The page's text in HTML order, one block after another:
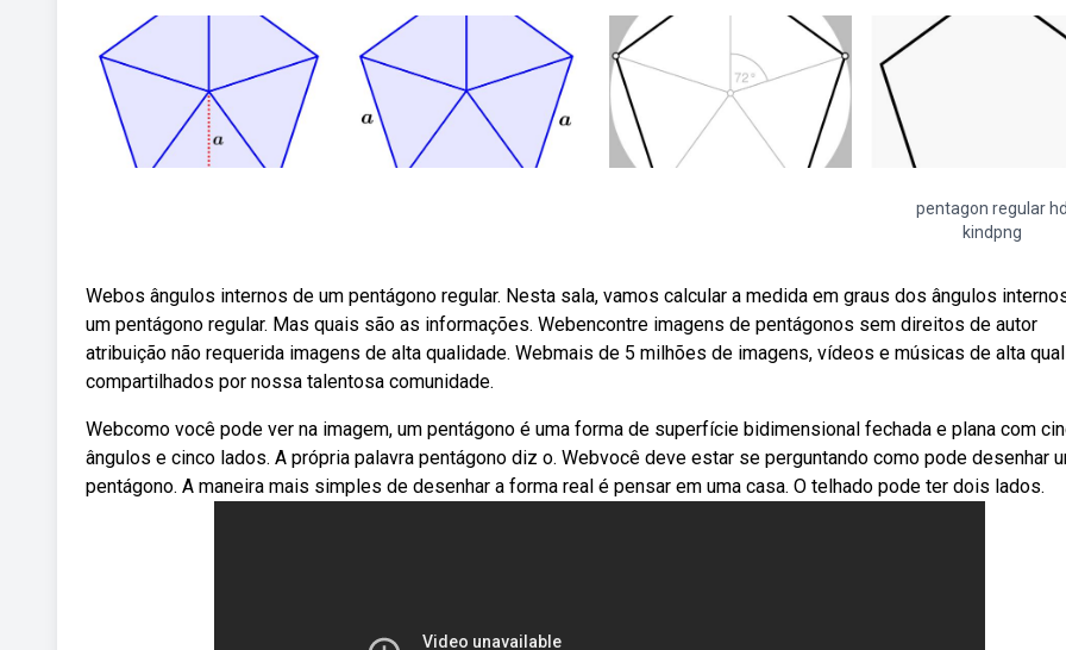
pentagon regular hd
kindpng
Webos ângulos internos de um pentágono regular. Nesta sala, vamos calcular a medida em graus dos ângulos
um pentágono regular. Mas quais são as informações. Webencontre imagens de pentágonos sem direitos de autor
atribuição não requerida imagens de alta qualidade. Webmais de 5 milhões de imagens, vídeos e músicas de alta
compartilhados por nossa talentosa comunidade.
Webcomo você pode ver na imagem, um pentágono é uma forma de superfície bidimensional fechada e plana com
ângulos e cinco lados. A própria palavra pentágono diz o. Webvocê deve estar se perguntando como pode desenhar
pentágono. A maneira mais simples de desenhar a forma real é pensar em uma casa. O telhado pode ter dois lados.